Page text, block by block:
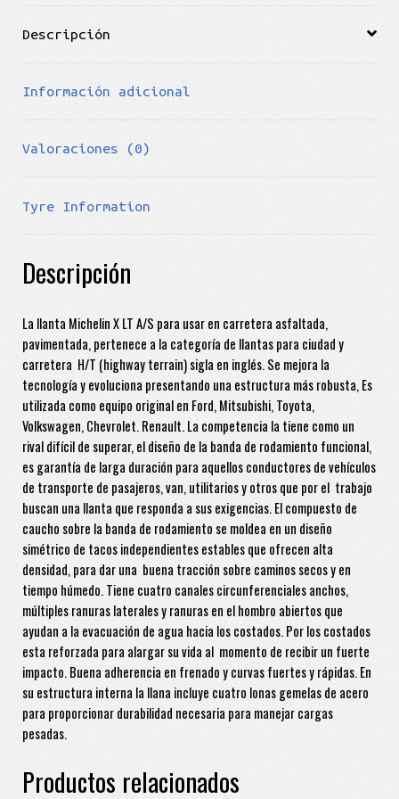
Descripción
Información adicional
Valoraciones (0)
Tyre Information
Descripción
La llanta Michelin X LT A/S para usar en carretera asfaltada,
pavimentada, pertenece a la categoría de llantas para ciudad y
carretera H/T (highway terrain) sigla en inglés. Se mejora la
tecnología y evoluciona presentando una estructura más robusta, Es
utilizada como equipo original en Ford, Mitsubishi, Toyota,
Volkswagen, Chevrolet. Renault. La competencia la tiene como un
rival difícil de superar, el diseño de la banda de rodamiento funcional,
es garantía de larga duración para aquellos conductores de vehículos
de transporte de pasajeros, van, utilitarios y otros que por el trabajo
buscan una llanta que responda a sus exigencias. El compuesto de
caucho sobre la banda de rodamiento se moldea en un diseño
simétrico de tacos independientes estables que ofrecen alta
densidad, para dar una buena tracción sobre caminos secos y en
tiempo húmedo. Tiene cuatro canales circunferenciales anchos,
múltiples ranuras laterales y ranuras en el hombro abiertos que
ayudan a la evacuación de agua hacia los costados. Por los costados
esta reforzada para alargar su vida al momento de recibir un fuerte
impacto. Buena adherencia en frenado y curvas fuertes y rápidas. En
su estructura interna la llana incluye cuatro lonas gemelas de acero
para proporcionar durabilidad necesaria para manejar cargas
pesadas.
Productos relacionados